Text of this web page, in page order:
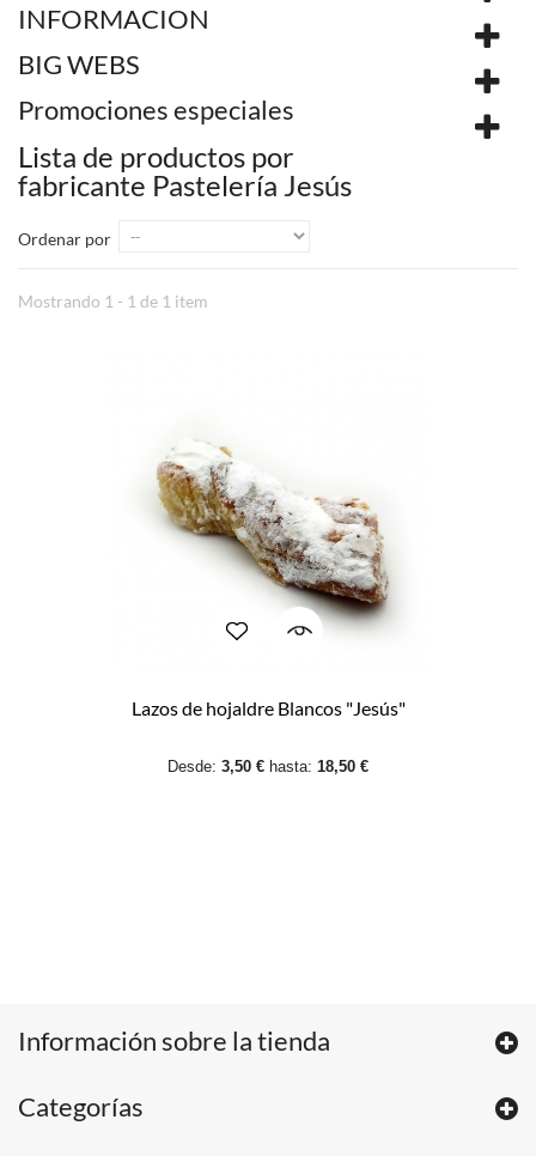
INFORMACION
BIG WEBS
Promociones especiales
Lista de productos por
fabricante Pastelería Jesús
Ordenar por
Mostrando 1 - 1 de 1 item
Lazos de hojaldre Blancos "Jesús"
Desde: 3,50 € hasta: 18,50 €
Información sobre la tienda
Categorías